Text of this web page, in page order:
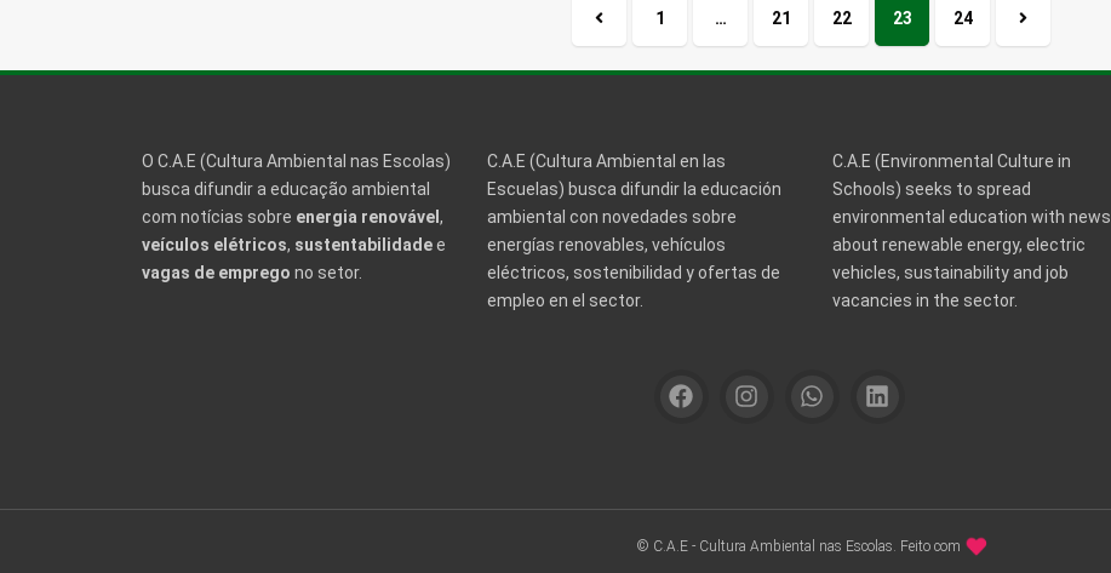
Página
anterior
1 … 21 22 23 24
Próxima
página
O C.A.E (Cultura Ambiental nas Escolas)
busca difundir a educação ambiental
com notícias sobre energia renovável,
veículos elétricos, sustentabilidadee
vagas de emprego no setor.
C.A.E (Cultura Ambiental en las
Escuelas) busca difundir la educación
ambiental con novedades sobre
energías renovables, vehículos
eléctricos, sostenibilidad y ofertas de
empleo en el sector.
C.A.E (Environmental Culture in
Schools) seeks to spread
environmental education with news
about renewable energy, electric
vehicles, sustainability and job
vacancies in the sector.
© C.A.E - Cultura Ambiental nas Escolas. Feito com